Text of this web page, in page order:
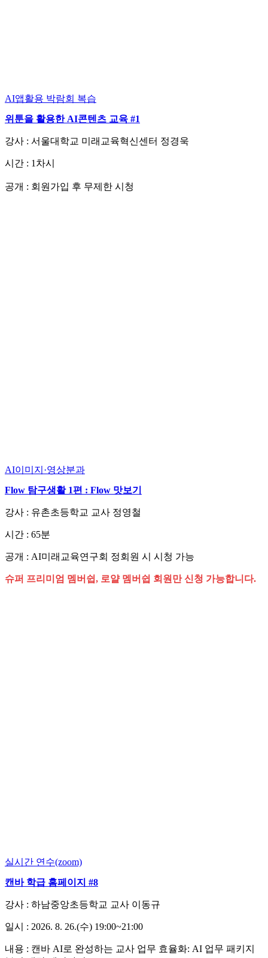
AI앱활용 박람회 복습
위툰을 활용한 AI콘텐츠 교육 #1
강사 : 서울대학교 미래교육혁신센터 정경욱
시간 : 1차시
공개 : 회원가입 후 무제한 시청
AI이미지·영상분과
Flow 탐구생활 1편 : Flow 맛보기
강사 : 유촌초등학교 교사 정영철
시간 : 65분
공개 : AI미래교육연구회 정회원 시 시청 가능
슈퍼 프리미엄 멤버쉽, 로얄 멤버쉽 회원만 신청 가능합니다.
실시간 연수(zoom)
캔바 학급 홈페이지 #8
강사 : 하남중앙초등학교 교사 이동규
일시 : 2026. 8. 26.(수) 19:00~21:00
내용 : 캔바 AI로 완성하는 교사 업무 효율화: AI 업무 패키지